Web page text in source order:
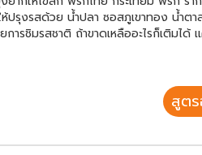
ปรุงรสด้วย น้ำปลา ซอสภูเขาทอง น้ำต
ารชิมรสชาติ ถ้าขาดเหลืออะไรก็เติมได้
สูตร